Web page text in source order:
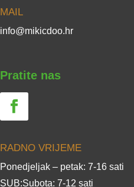
MAIL
info@mikicdoo.hr
Pratite nas
RADNO VRIJEME
Ponedjeljak – petak: 7-16 sati
SUB:Subota: 7-12 sati